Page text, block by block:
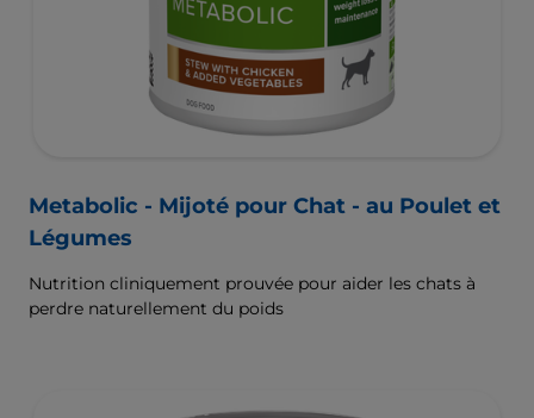
Metabolic - Mijoté pour Chat - au Poulet et
Légumes
Nutrition cliniquement prouvée pour aider les chats à
perdre naturellement du poids